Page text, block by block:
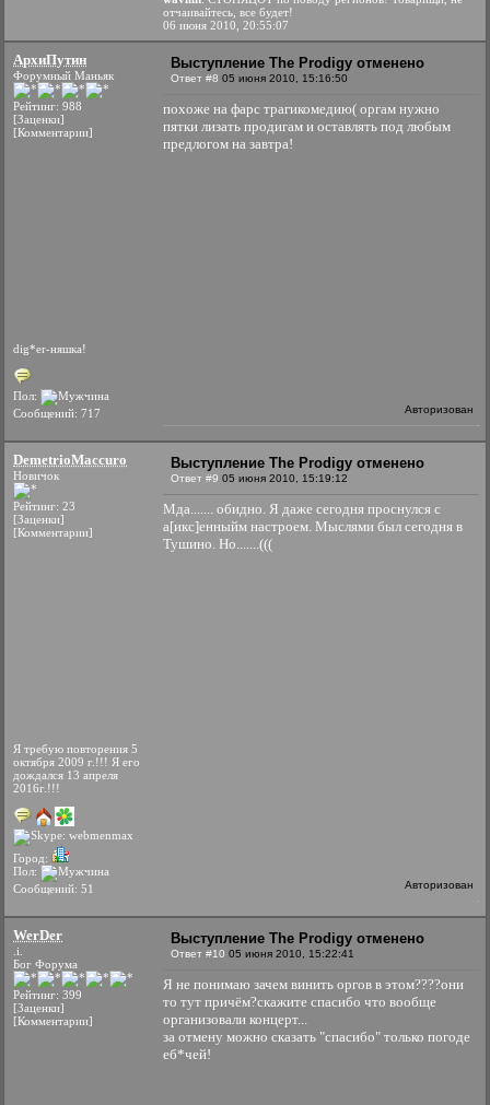
отчаивайтесь, все будет!
06 июня 2010, 20:55:07
АрхиПутин
Форумный Маньяк
Рейтинг: 988
[Заценки]
[Комментарии]
dig*er-няшка!
Пол:
Сообщений: 717
Выступление The Prodigy отменено
Ответ #8 05 июня 2010, 15:16:50
похоже на фарс трагикомедию( оргам нужно
пятки лизать продигам и оставлять под любым
предлогом на завтра!
Авторизован
DemetrioMaccuro
Новичок
Рейтинг: 23
[Заценки]
[Комментарии]
Я требую повторения 5
октября 2009 г.!!! Я его
дождался 13 апреля
2016г.!!!
Город:
Пол:
Сообщений: 51
Выступление The Prodigy отменено
Ответ #9 05 июня 2010, 15:19:12
Мда....... обидно. Я даже сегодня проснулся с
а[икс]енныйм настроем. Мыслями был сегодня в
Тушино. Но.......(((
Авторизован
WerDer
.i.
Бог Форума
Рейтинг: 399
[Заценки]
[Комментарии]
Выступление The Prodigy отменено
Ответ #10 05 июня 2010, 15:22:41
Я не понимаю зачем винить оргов в этом????они
то тут причём?скажите спасибо что вообще
организовали концерт...
за отмену можно сказать "спасибо" только погоде
еб*чей!